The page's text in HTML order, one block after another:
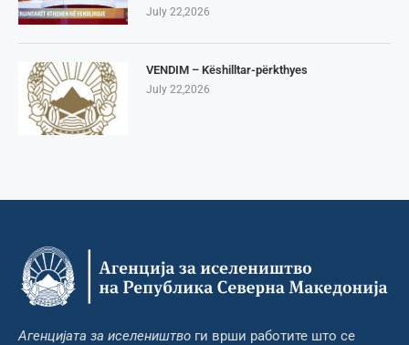
July 22,2026
VENDIM – Këshilltar-përkthyes
July 22,2026
Агенцијата за иселеништво ги врши работите што се